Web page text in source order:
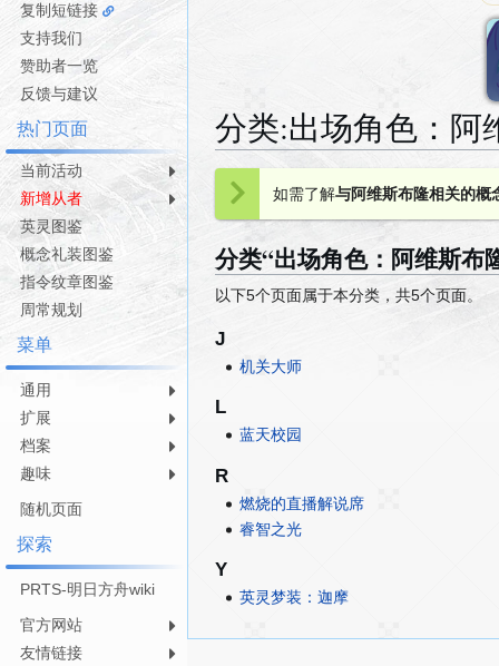
分类:出场角色：阿
导
航
搜
索
如需了解与阿维斯布隆相关的概
分类“出场角色：阿维斯布
以下5个页面属于本分类，共5个页面。
J
机关大师
L
蓝天校园
R
燃烧的直播解说席
睿智之光
Y
英灵梦装：迦摩
复制短链接
支持我们
赞助者一览
反馈与建议
热门页面
当前活动
新增从者
英灵图鉴
概念礼装图鉴
指令纹章图鉴
周常规划
菜单
通用
扩展
档案
趣味
随机页面
探索
PRTS-明日方舟wiki
官方网站
友情链接